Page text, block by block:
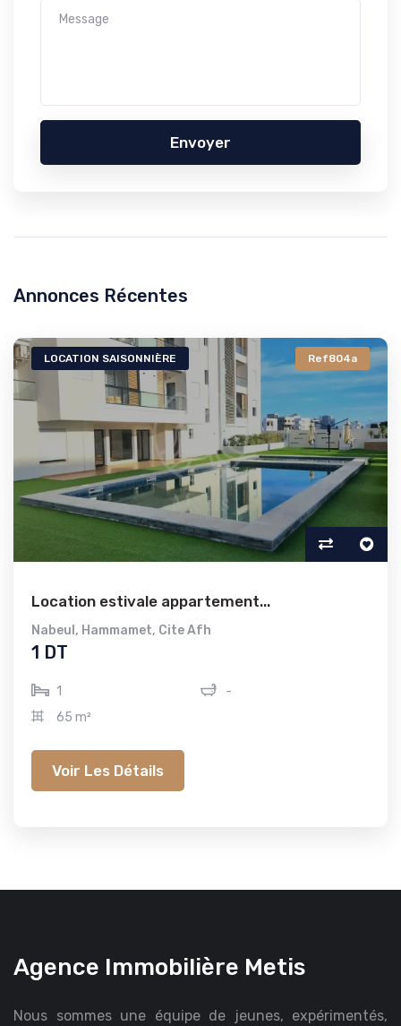
Envoyer
Annonces Récentes
LOCATION SAISONNIÈRE Ref804a
Location estivale appartement...
Nabeul , Hammamet, Cite Afh
1 DT
1
-
65 m²
Voir Les Détails
Agence Immobilière Metis
Nous sommes une équipe de jeunes, expérimentés,